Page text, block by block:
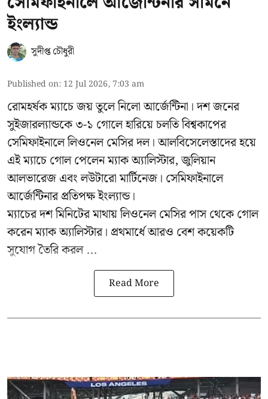
ইংল্যান্ড
সুদীপ্ত চৌধুরী
Published on: 12 Jul 2026, 7:03 am
রোমহর্ষক ম্যাচে জয় তুলে নিলো আর্জেন্টিনা। দশ জনের
সুইজারল্যান্ডকে ৩-১ গোলে হারিয়ে চলতি বিশ্বকাপের
সেমিফাইনালে লিওনেল মেসির দল। আলবিসেলেস্তাদের হয়ে
এই ম্যাচে গোল পেলেন ম্যাক অ্যালিস্টার, জুলিয়ান
আলভারেজ এবং লউটারো মার্টিনেজ। সেমিফাইনালে
আর্জেন্টিনার প্রতিপক্ষ ইংল্যান্ড।
ম্যাচের দশ মিনিটের মাথায় লিওনেল মেসির পাস থেকে গোল
করেন ম্যাক অ্যালিস্টার। প্রথমার্ধে আরও বেশ কয়েকটি
সুযোগ তৈরি করল ...
Read More